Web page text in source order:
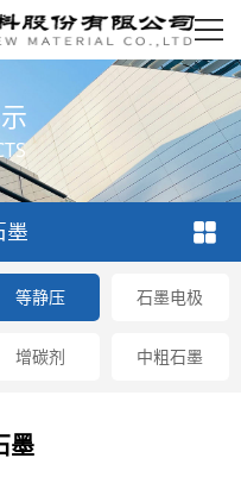
墨
等静压 石墨电极
增碳剂 中粗石墨
墨